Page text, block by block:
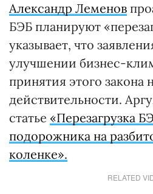
Александр Леменов
БЭБ планируют
указывает, что
улучшении бизнес-
принятия этого закона
действительности.
статье «Перезагрузка
подорожника на
коленке».
RELATED